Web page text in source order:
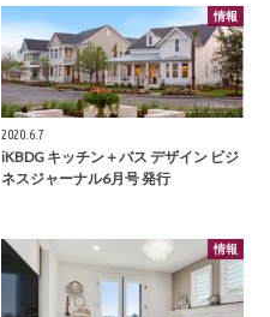
情報
2020.6.7
iKBDG キッチン＋バス デザイン ビジ
ネスジャーナル6月号 発行
情報